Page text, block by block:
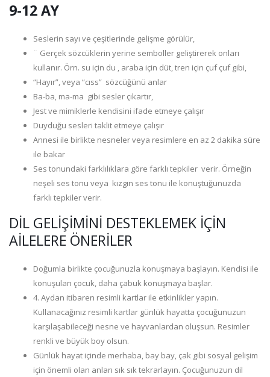
9-12 AY
Seslerin sayı ve çeşitlerinde gelişme görülür,
¨ Gerçek sözcüklerin yerine semboller geliştirerek onları
kullanır. Örn. su için du , araba için düt, tren için çuf çuf gibi,
“Hayır”, veya “cıss” sözcüğünü anlar
Ba-ba, ma-ma gibi sesler çıkartır,
Jest ve mimiklerle kendisini ifade etmeye çalışır
Duyduğu sesleri taklit etmeye çalışır
Annesi ile birlikte nesneler veya resimlere en az 2 dakika süre
ile bakar
Ses tonundaki farklılıklara göre farklı tepkiler verir. Örneğin
neşeli ses tonu veya kızgın ses tonu ile konuştuğunuzda
farklı tepkiler verir.
DİL GELİŞİMİNİ DESTEKLEMEK İÇİN
AİLELERE ÖNERİLER
Doğumla birlikte çocuğunuzla konuşmaya başlayın. Kendisi ile
konuşulan çocuk, daha çabuk konuşmaya başlar.
4. Aydan itibaren resimli kartlar ile etkinlikler yapın.
Kullanacağınız resimli kartlar günlük hayatta çocuğunuzun
karşılaşabileceği nesne ve hayvanlardan oluşsun. Resimler
renkli ve büyük boy olsun.
Günlük hayat içinde merhaba, bay bay, çak gibi sosyal gelişim
için önemli olan anları sık sık tekrarlayın. Çocuğunuzun dil